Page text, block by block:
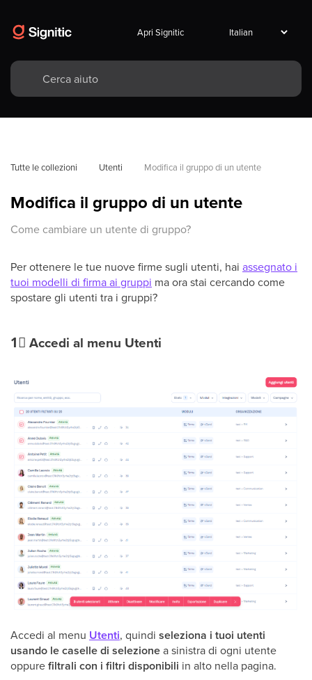
Apri Signitic
Tutte le collezioni Utenti Modifica il gruppo di un utente
Modifica il gruppo di un utente
Come cambiare un utente di gruppo?
Per ottenere le tue nuove firme sugli utenti, hai assegnato i
tuoi modelli di firma ai gruppi ma ora stai cercando come
spostare gli utenti tra i gruppi?
1⃣ Accedi al menu Utenti
Accedi al menu Utenti, quindi seleziona i tuoi utenti
usando le caselle di selezionea sinistra di ogni utente
oppurefiltrali con i filtri disponibili in alto nella pagina.